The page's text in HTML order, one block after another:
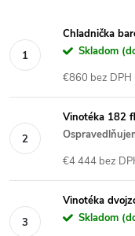
Chladnička
Skladom
€860 bez DPH
Vinotéka 182
€4 444 bez
Vinotéka
Skladom